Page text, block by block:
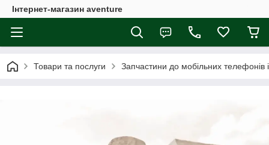
Інтернет-магазин aventure
Товари та послуги Запчастини до мобільних телефонів